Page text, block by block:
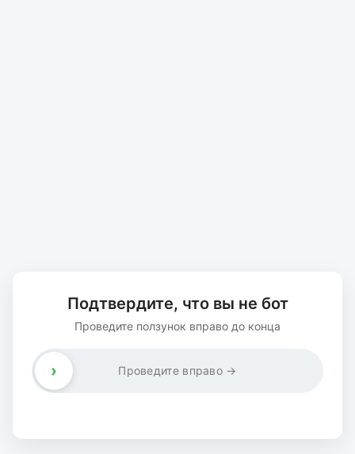
Подтвердите, что вы не бот
Проведите ползунок вправо до конца
Проведите вправо →
›